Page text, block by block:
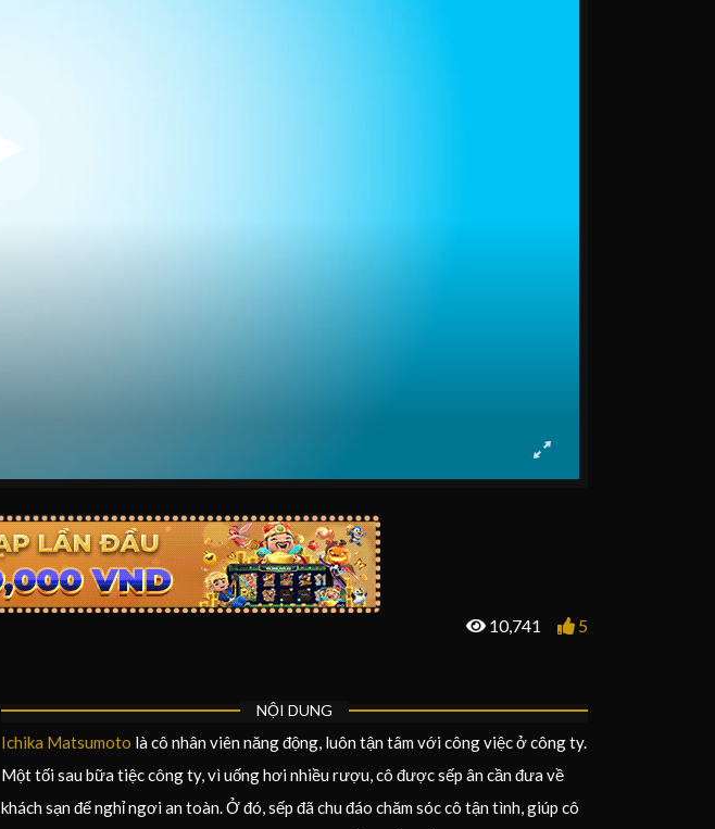
10,741 5
NỘI DUNG
Ichika Matsumoto là cô nhân viên năng động, luôn tận tâm với công việc ở công ty.
Một tối sau bữa tiệc công ty, vì uống hơi nhiều rượu, cô được sếp ân cần đưa về
khách sạn để nghỉ ngơi an toàn. Ở đó, sếp đã chu đáo chăm sóc cô tận tình, giúp cô